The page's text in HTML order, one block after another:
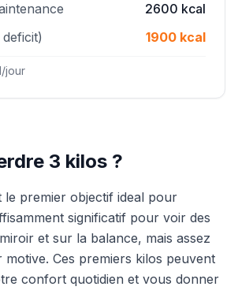
2600 kcal
1900 kcal
jour
3 kilos ?
le premier objectif ideal pour
significatif pour voir des
et sur la balance, mais assez
Ces premiers kilos peuvent
confort quotidien et vous donner